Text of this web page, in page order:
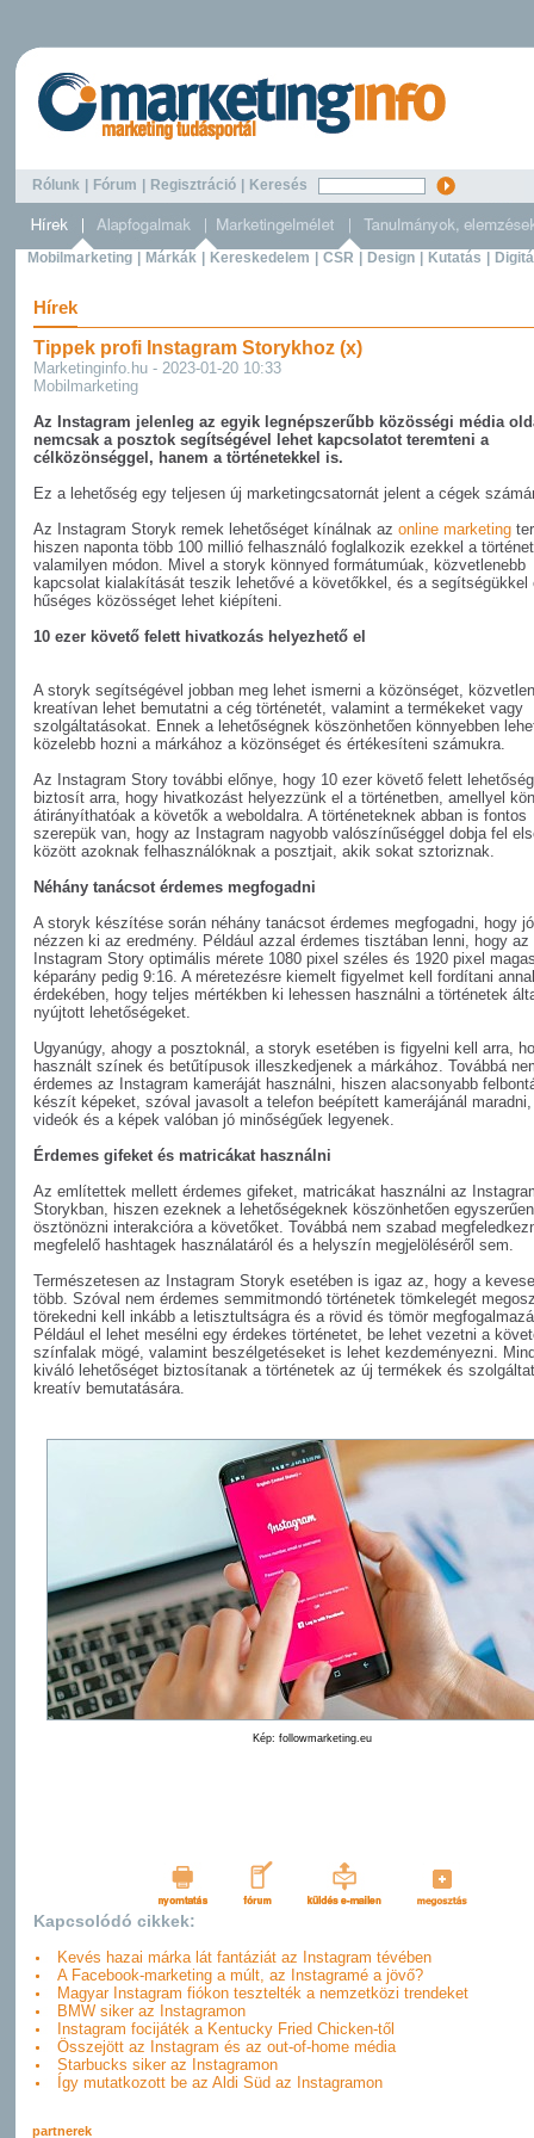
Rólunk Fórum Regisztráció Keresés
Mobilmarketing Márkák Kereskedelem CSR Design Kutatás
Hírek
Tippek profi Instagram Storykhoz (x)
Marketinginfo.hu - 2023-01-20 10:33
Mobilmarketing
Az Instagram jelenleg az egyik legnépszerűbb közösségi média
nemcsak a posztok segítségével lehet kapcsolatot teremteni a
célközönséggel, hanem a történetekkel is.
Ez a lehetőség egy teljesen új marketingcsatornát jelent a cégek
Az Instagram Storyk remek lehetőséget kínálnak az online marketing
hiszen naponta több 100 millió felhasználó foglalkozik ezekkel a
valamilyen módon. Mivel a storyk könnyed formátumúak, közvetlenebb
kapcsolat kialakítását teszik lehetővé a követőkkel, és a segítségükkel
hűséges közösséget lehet kiépíteni.
10 ezer követő felett hivatkozás helyezhető el
A storyk segítségével jobban meg lehet ismerni a közönséget,
kreatívan lehet bemutatni a cég történetét, valamint a termékeket vagy
szolgáltatásokat. Ennek a lehetőségnek köszönhetően könnyebben
közelebb hozni a márkához a közönséget és értékesíteni számukra.
Az Instagram Story további előnye, hogy 10 ezer követő felett
biztosít arra, hogy hivatkozást helyezzünk el a történetben, amellyel
átirányíthatóak a követők a weboldalra. A történeteknek abban is fontos
szerepük van, hogy az Instagram nagyobb valószínűséggel dobja fel
között azoknak felhasználóknak a posztjait, akik sokat sztoriznak.
Néhány tanácsot érdemes megfogadni
A storyk készítése során néhány tanácsot érdemes megfogadni, hogy
nézzen ki az eredmény. Például azzal érdemes tisztában lenni, hogy az
Instagram Story optimális mérete 1080 pixel széles és 1920 pixel
képarány pedig 9:16. A méretezésre kiemelt figyelmet kell fordítani
érdekében, hogy teljes mértékben ki lehessen használni a történetek
nyújtott lehetőségeket.
Ugyanúgy, ahogy a posztoknál, a storyk esetében is figyelni kell arra,
használt színek és betűtípusok illeszkedjenek a márkához. Továbbá
érdemes az Instagram kameráját használni, hiszen alacsonyabb
készít képeket, szóval javasolt a telefon beépített kamerájánál
videók és a képek valóban jó minőségűek legyenek.
Érdemes gifeket és matricákat használni
Az említettek mellett érdemes gifeket, matricákat használni az
Storykban, hiszen ezeknek a lehetőségeknek köszönhetően
ösztönözni interakcióra a követőket. Továbbá nem szabad
megfelelő hashtagek használatáról és a helyszín megjelöléséről sem.
Természetesen az Instagram Storyk esetében is igaz az, hogy a
több. Szóval nem érdemes semmitmondó történetek tömkelegét
törekedni kell inkább a letisztultságra és a rövid és tömör
Például el lehet mesélni egy érdekes történetet, be lehet vezetni a
színfalak mögé, valamint beszélgetéseket is lehet kezdeményezni.
kiváló lehetőséget biztosítanak a történetek az új termékek és
kreatív bemutatására.
Kép: followmarketing.eu
Kapcsolódó cikkek:
Kevés hazai márka lát fantáziát az Instagram tévében
A Facebook-marketing a múlt, az Instagramé a jövő?
Magyar Instagram fiókon tesztelték a nemzetközi trendeket
BMW siker az Instagramon
Instagram focijáték a Kentucky Fried Chicken-től
Összejött az Instagram és az out-of-home média
Starbucks siker az Instagramon
Így mutatkozott be az Aldi Süd az Instagramon
partnerek